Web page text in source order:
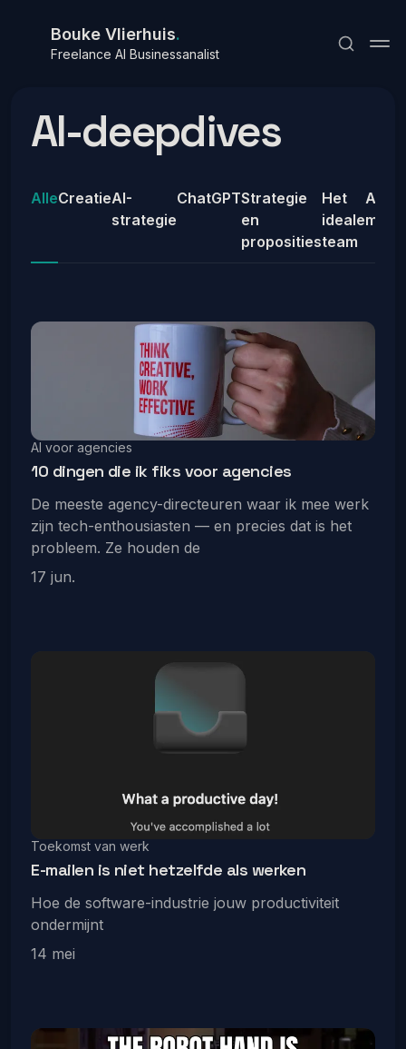
Bouke Vlierhuis.
Freelance AI Businessanalist
Abonneren
AI-deepdives
AlleCreatieAI-
strategie
ChatGPTStrategie
en
proposities
Het
ideale
team
AI
AI voor agencies
10 dingen die ik fiks voor agencies
De meeste agency-directeuren waar ik mee werk
zijn tech-enthousiasten — en precies dat is het
probleem. Ze houden de
17 jun.
Toekomst van werk
E-mailen is niet hetzelfde als werken
Hoe de software-industrie jouw productiviteit
ondermijnt
14 mei